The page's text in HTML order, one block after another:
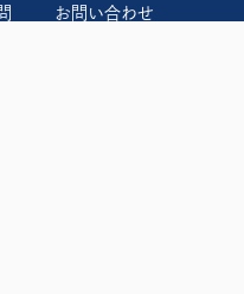
お問い合わせ